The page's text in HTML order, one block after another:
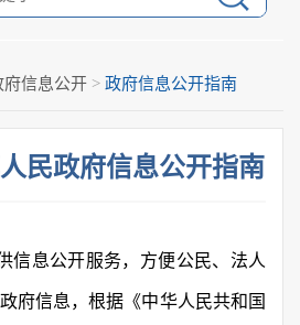
府信息公开 > 政府信息公开指南
民政府信息公开指南
信息公开服务，方便公民、法人
府信息，根据《中华人民共和国